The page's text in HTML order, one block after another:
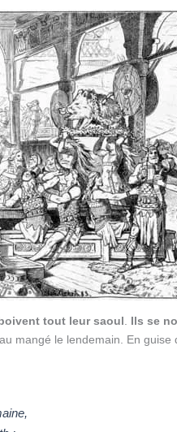
tout leur saoul. Ils se
mangé le lendemain. En guise